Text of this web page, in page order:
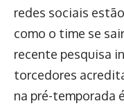
redes sociais
como o time se
recente pesquisa
torcedores
na pré-temporada